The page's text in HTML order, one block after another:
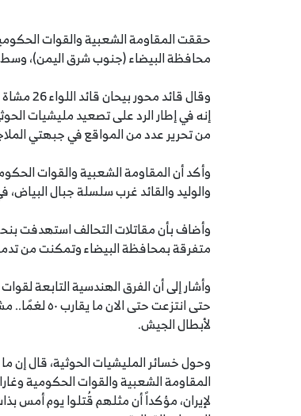
محافظة البيضاء (جنوب شرق اليمن)، وسط
وقال
إنه في إطار الرد على تصعيد مليشيات
من تحرير عدد من المواقع في جبهتي
وأكد أن المقاومة الشعبية والقوات
والوليد والقائد غرب سلسلة جبال
وأضاف بأن مقاتلات التحالف استهدفت
متفرقة بمحافظة البيضاء وتمكنت من
وأشار إلى أن الفرق الهندسية التابعة
حتى انتزعت
لأبطال الجيش.
المقاومة الشعبية والقوات الحكومية
لإيران، مؤكداً أن مثلهم قُتلوا يوم أمس